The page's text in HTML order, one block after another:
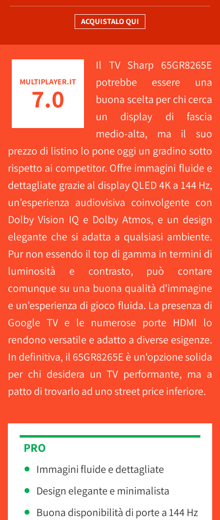
ACQUISTALO QUI
MULTIPLAYER.IT
7.0
Il TV Sharp 65GR8265E
potrebbe essere una
buona scelta per chi cerca
un display di fascia
medio-alta, ma il suo
prezzo di listino lo pone oggi un gradino sotto
rispetto ai competitor. Offre immagini fluide e
dettagliate grazie al display QLED 4K a 144 Hz,
un'esperienza audiovisiva coinvolgente con
Dolby Vision IQ e Dolby Atmos, e un design
elegante che si adatta a qualsiasi ambiente.
Pur non essendo il top di gamma in termini di
luminosità e contrasto, può contare
comunque su una buona qualità d'immagine
e un'esperienza di gioco fluida. La presenza di
Google TV e le numerose porte HDMI lo
rendono versatile e adatto a diverse esigenze.
In definitiva, il 65GR8265E è un'opzione solida
per chi desidera un TV performante, ma a
patto di trovarlo ad uno street price inferiore.
PRO
Immagini fluide e dettagliate
Design elegante e minimalista
Buona disponibilità di porte a 144 Hz